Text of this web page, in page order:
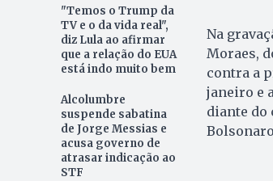
"Temos o Trump da
TV e o da vida real",
diz Lula ao afirmar
que a relação do EUA
está indo muito bem
Alcolumbre
suspende sabatina
de Jorge Messias e
acusa governo de
atrasar indicação ao
STF
Na
Moraes,
contra a
janeiro e
diante do